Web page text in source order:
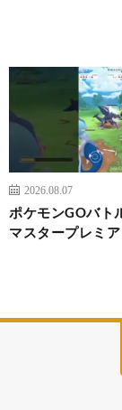
2026.08.07
ポケモンGOバト
マスタープレミ